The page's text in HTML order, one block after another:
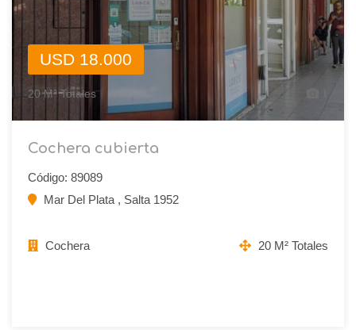
USD 18.000
20 M² Totales
Cochera cubierta
Código: 89089
Mar Del Plata , Salta 1952
Cochera 20 M² Totales